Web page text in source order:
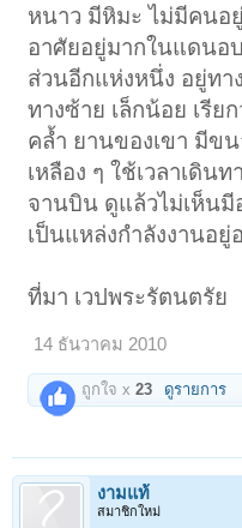
หนาว มีหิมะ ไม่มีคนอ
อาศัยอยู่มากในแดนอ
ส่วนอีกแห่งหนึ่ง อยู่ทา
ทางซ้าย เล็กน้อย เรี
คล้ำ ยานของเขา มีข
เหลือง ๆ ใช้เวลาเดิน
จานบิน ดูแล้วไม่เห็นมี
เป็นแหล่งกำลังงานอยู่
ที่มา เวปพระรัตนตรัย
14 ธันวาคม 2010
ถูกใจ x23 ดูรายการ
งามแท้
สมาชิกใหม่